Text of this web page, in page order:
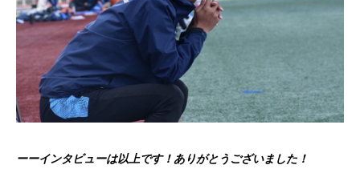
ーーインタビューは以上です！ありがとうございました！